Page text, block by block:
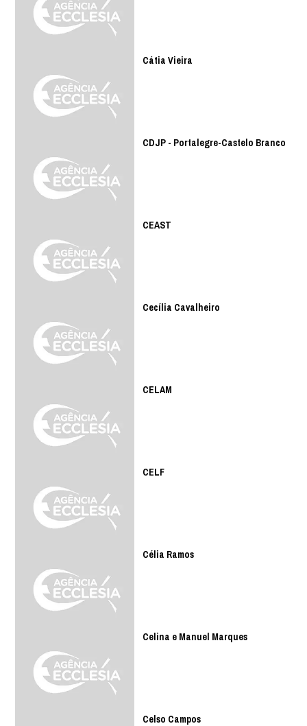
Cátia Vieira
CDJP - Portalegre-Castelo Branco
CEAST
Cecília Cavalheiro
CELAM
CELF
Célia Ramos
Celina e Manuel Marques
Celso Campos